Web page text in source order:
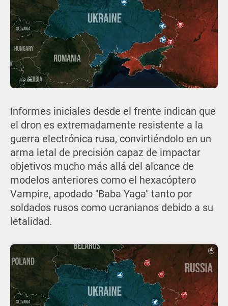
Informes iniciales desde el frente indican que
el dron es extremadamente resistente a la
guerra electrónica rusa, convirtiéndolo en un
arma letal de precisión capaz de impactar
objetivos mucho más allá del alcance de
modelos anteriores como el hexacóptero
Vampire, apodado "Baba Yaga" tanto por
soldados rusos como ucranianos debido a su
letalidad.